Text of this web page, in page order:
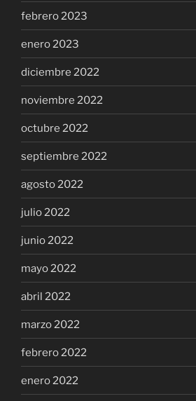
febrero 2023
enero 2023
diciembre 2022
noviembre 2022
octubre 2022
septiembre 2022
agosto 2022
julio 2022
junio 2022
mayo 2022
abril 2022
marzo 2022
febrero 2022
enero 2022